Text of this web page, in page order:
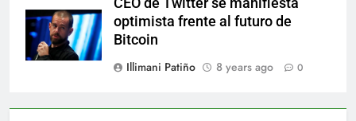
optimista frente al futuro de
Bitcoin
Illimani Patiño
8 years ago 0